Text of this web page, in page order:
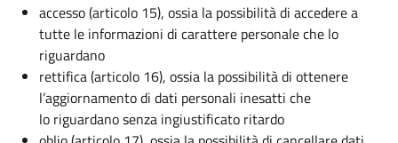
accesso (articolo 15), ossia la possibilità di accedere a
tutte le informazioni di carattere personale che lo
riguardano
rettifica (articolo 16), ossia la possibilità di ottenere
l’aggiornamento di dati personali inesatti che
lo riguardano senza ingiustificato ritardo